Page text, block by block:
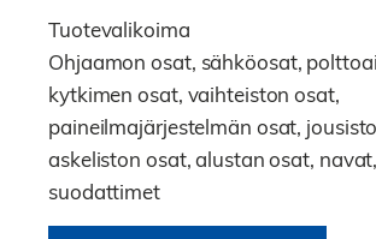
Tuotevalikoima
Ohjaamon osat, sähköosat,
kytkimen osat, vaihteiston osat,
paineilmajärjestelmän osat,
askeliston osat, alustan osat, navat,
suodattimet